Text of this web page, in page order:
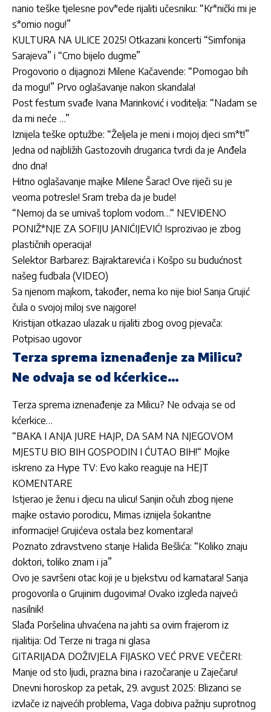
nanio teške tjelesne pov*ede rijaliti učesniku: “Kr*nički mi je
s*omio nogu!”
KULTURA NA ULICE 2025! Otkazani koncerti “Simfonija
Sarajeva” i “Crno bijelo dugme”
Progovorio o dijagnozi Milene Kačavende: “Pomogao bih
da mogu!” Prvo oglašavanje nakon skandala!
Post festum svađe Ivana Marinković i voditelja: “Nadam se
da mi neće …”
Iznijela teške optužbe: “Željela je meni i mojoj djeci sm*t!”
Jedna od najbližih Gastozovih drugarica tvrdi da je Anđela
dno dna!
Hitno oglašavanje majke Milene Šarac! Ove riječi su je
veoma potresle! Sram treba da je bude!
“Nemoj da se umivaš toplom vodom…“ NEVIĐENO
PONIŽ*NJE ZA SOFIJU JANIĆIJEVIĆ! Isprozivao je zbog
plastičnih operacija!
Selektor Barbarez: Bajraktarevića i Košpo su budućnost
našeg fudbala (VIDEO)
Sa njenom majkom, također, nema ko nije bio! Sanja Grujić
čula o svojoj miloj sve najgore!
Kristijan otkazao ulazak u rijaliti zbog ovog pjevača:
Potpisao ugovor
Terza sprema iznenađenje za Milicu?
Ne odvaja se od kćerkice…
Terza sprema iznenađenje za Milicu? Ne odvaja se od
kćerkice…
“BAKA I ANJA JURE HAJP, DA SAM NA NJEGOVOM
MJESTU BIO BIH GOSPODIN I ĆUTAO BIH!“ Mojke
iskreno za Hype TV: Evo kako reaguje na HEJT
KOMENTARE
Istjerao je ženu i djecu na ulicu! Sanjin očuh zbog njene
majke ostavio porodicu, Mimas iznijela šokantne
informacije! Grujićeva ostala bez komentara!
Poznato zdravstveno stanje Halida Bešlića: “Koliko znaju
doktori, toliko znam i ja”
Ovo je savršeni otac koji je u bjekstvu od kamatara! Sanja
progovorila o Grujinim dugovima! Ovako izgleda najveći
nasilnik!
Slađa Poršelina uhvaćena na jahti sa ovim frajerom iz
rijalitija: Od Terze ni traga ni glasa
GITARIJADA DOŽIVJELA FIJASKO VEĆ PRVE VEČERI:
Manje od sto ljudi, prazna bina i razočaranje u Zaječaru!
Dnevni horoskop za petak, 29. avgust 2025: Blizanci se
izvlače iz najvećih problema, Vaga dobiva pažnju suprotnog